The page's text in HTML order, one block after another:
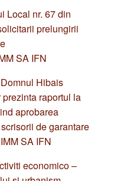
Local nr. 67 din
prelungirii
SA IFN
Hibais
raportul la
aprobarea
de garantare
SA IFN
economico –